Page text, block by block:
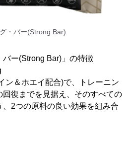
・バー(Strong Bar)
ー(Strong Bar)」の特徴
ン＆ホエイ配合)で、トレーニン
復までを見据え、そのすべての
2つの原料の良い効果を組み合